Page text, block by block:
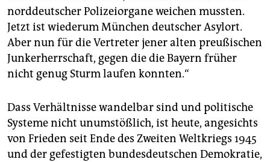
epaper login
norddeutscher Polizeiorgane weichen mussten.
Jetzt ist wiederum München deutscher Asylort.
Aber nun für die Vertreter jener alten preußischen
Junkerherrschaft, gegen die die Bayern früher
nicht genug Sturm laufen konnten.“
Dass Verhältnisse wandelbar sind und politische
Systeme nicht unumstößlich, ist heute, angesichts
von Frieden seit Ende des Zweiten Weltkriegs 1945
und der gefestigten bundesdeutschen Demokratie,